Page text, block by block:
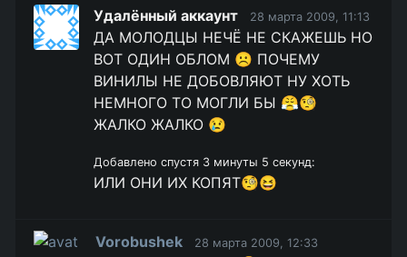
Удалённый аккаунт 28 марта 2009, 11:13
ДА МОЛОДЦЫ НЕЧЁ НЕ СКАЖЕШЬ НО
ВОТ ОДИН ОБЛОМ ☹️ ПОЧЕМУ
ВИНИЛЫ НЕ ДОБОВЛЯЮТ НУ ХОТЬ
НЕМНОГО ТО МОГЛИ БЫ 😤🧐
ЖАЛКО ЖАЛКО 😢
Добавлено спустя 3 минуты 5 секунд:
ИЛИ ОНИ ИХ КОПЯТ🧐😆
Vorobushek 28 марта 2009, 12:33